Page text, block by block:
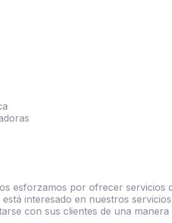
esforzamos por ofrecer servicios
está interesado en nuestros
con sus clientes de una manera